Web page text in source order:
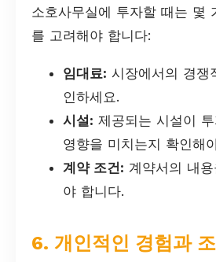
소호사무실에 투자할 때는 몇
를 고려해야 합니다:
임대료: 시장에서의 경쟁
인하세요.
시설: 제공되는 시설이
영향을 미치는지 확인해
계약 조건: 계약서의 내
야 합니다.
6. 개인적인 경험과